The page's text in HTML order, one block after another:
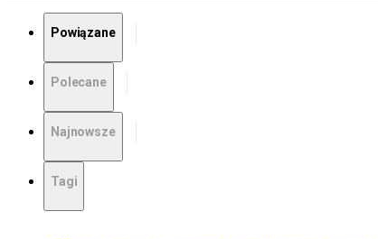
Powiązane
Polecane
Najnowsze
Tagi